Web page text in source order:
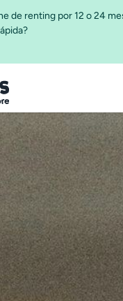
de renting por 12 o 24